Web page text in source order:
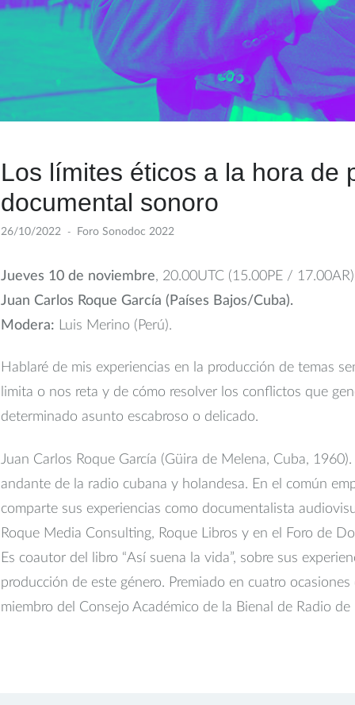
Los límites éticos a la hora de
documental sonoro
26/10/2022 Foro Sonodoc 2022
Jueves 10 de noviembre, 20.00UTC (15.00PE /
Juan Carlos Roque García (Países Bajos/Cuba).
Modera: Luis Merino (Perú).
Hablaré de mis experiencias en la producción de temas
limita o nos reta y de cómo resolver los conflictos que
determinado asunto escabroso o delicado.
Juan Carlos Roque García (Güira de Melena, Cuba,
andante de la radio cubana y holandesa. En el común
comparte sus experiencias como documentalista
Roque Media Consulting, Roque Libros y en el Foro de
Es coautor del libro “Así suena la vida”, sobre sus
producción de este género. Premiado en cuatro
miembro del Consejo Académico de la Bienal de Radio de